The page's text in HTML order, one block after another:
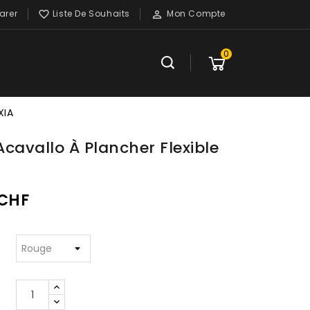
 Mon Compte
 Liste De Souhaits
0
À Plancher Flexible